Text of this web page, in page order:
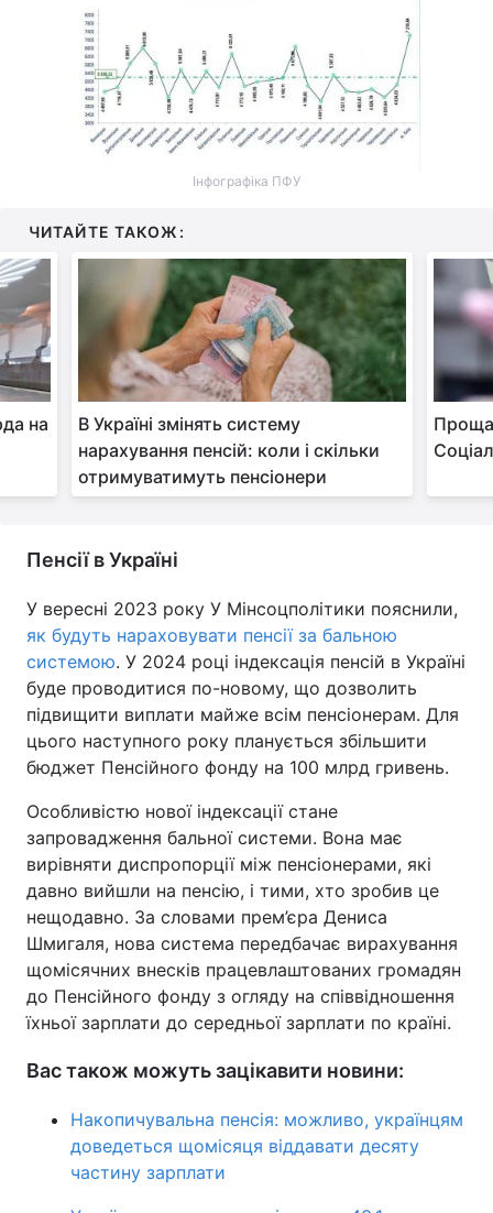
Інфографіка ПФУ
ЧИТАЙТЕ ТАКОЖ:
на
В Україні змінять систему
нарахування пенсій: коли і скільки
отримуватимуть пенсіонери
Пенсії в Україні
У вересні 2023 року У Мінсоцполітики пояснили,
як будуть нараховувати пенсії за бальною
системою. У 2024 році індексація пенсій в Україні
буде проводитися по-новому, що дозволить
підвищити виплати майже всім пенсіонерам. Для
цього наступного року планується збільшити
бюджет Пенсійного фонду на 100 млрд гривень.
Особливістю нової індексації стане
запровадження бальної системи. Вона має
вирівняти диспропорції між пенсіонерами, які
давно вийшли на пенсію, і тими, хто зробив це
нещодавно. За словами прем’єра Дениса
Шмигаля, нова система передбачає вирахування
щомісячних внесків працевлаштованих громадян
до Пенсійного фонду з огляду на співвідношення
їхньої зарплати до середньої зарплати по країні.
Вас також можуть зацікавити новини:
Накопичувальна пенсія: можливо, українцям
доведеться щомісяця віддавати десяту
частину зарплати